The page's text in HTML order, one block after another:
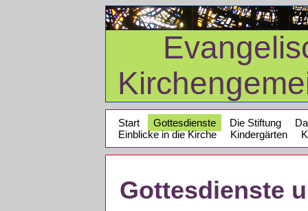
Start Gottesdienste Die Stiftung
Einblicke in die Kirche
Kindergärten
Gottesdienste